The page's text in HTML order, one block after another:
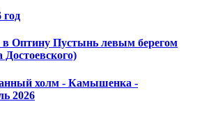
год
Оптину Пустынь левым берегом
холм - Камышенка -
2026